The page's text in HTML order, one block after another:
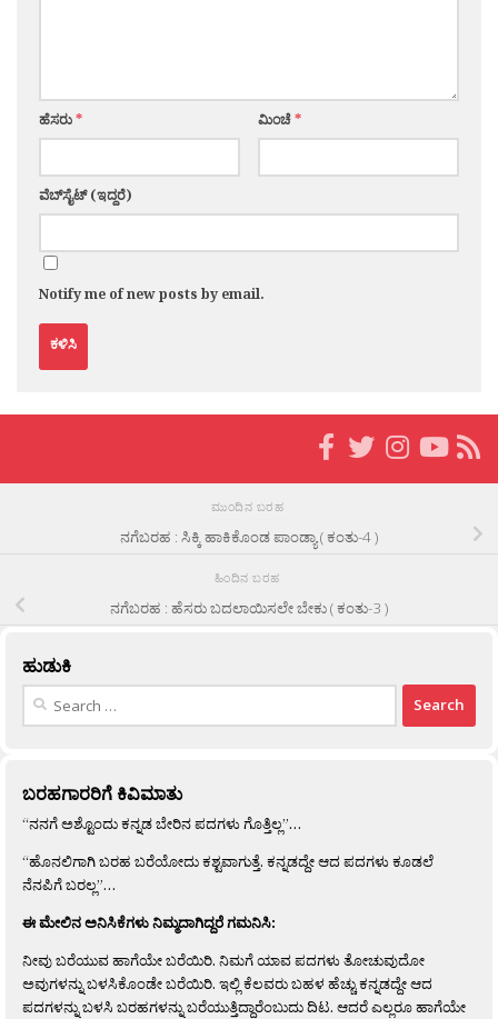
ಹೆಸರು* ಮಿಂಚೆ*
ವೆಬ್‌ಸೈಟ್ (ಇದ್ದರೆ)
Notify me of new posts by email.
ಮುಂದಿನ ಬರಹ
ನಗೆಬರಹ : ಸಿಕ್ಕಿ ಹಾಕಿಕೊಂಡ ಪಾಂಡ್ಯಾ ( ಕಂತು-4 )
ಹಿಂದಿನ ಬರಹ
ನಗೆಬರಹ : ಹೆಸರು ಬದಲಾಯಿಸಲೇ ಬೇಕು ( ಕಂತು-3 )
ಹುಡುಕಿ
Search
ಬರಹಗಾರರಿಗೆ ಕಿವಿಮಾತು
“ನನಗೆ ಅಶ್ಟೊಂದು ಕನ್ನಡ ಬೇರಿನ ಪದಗಳು ಗೊತ್ತಿಲ್ಲ”…
“ಹೊನಲಿಗಾಗಿ ಬರಹ ಬರೆಯೋದು ಕಶ್ಟವಾಗುತ್ತೆ. ಕನ್ನಡದ್ದೇ ಆದ ಪದಗಳು ಕೂಡಲೆ
ನೆನಪಿಗೆ ಬರಲ್ಲ”…
ಈ ಮೇಲಿನ ಅನಿಸಿಕೆಗಳು ನಿಮ್ಮದಾಗಿದ್ದರೆ ಗಮನಿಸಿ:
ನೀವು ಬರೆಯುವ ಹಾಗೆಯೇ ಬರೆಯಿರಿ. ನಿಮಗೆ ಯಾವ ಪದಗಳು ತೋಚುವುದೋ
ಅವುಗಳನ್ನು ಬಳಸಿಕೊಂಡೇ ಬರೆಯಿರಿ. ಇಲ್ಲಿ ಕೆಲವರು ಬಹಳ ಹೆಚ್ಚು ಕನ್ನಡದ್ದೇ ಆದ
ಪದಗಳನ್ನು ಬಳಸಿ ಬರಹಗಳನ್ನು ಬರೆಯುತ್ತಿದ್ದಾರೆಂಬುದು ದಿಟ. ಆದರೆ ಎಲ್ಲರೂ ಹಾಗೆಯೇ